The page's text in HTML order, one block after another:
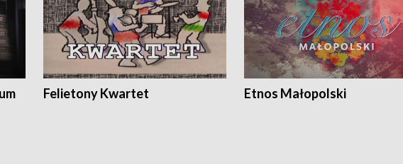
Felietony Kwartet Etnos Małopolski